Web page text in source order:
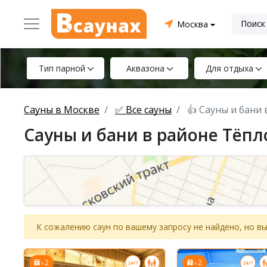
Москва
Тип парной Аквазона Для отдыха
Сауны в Москве ✅ Все сауны 👍 Сауны и бани
Сауны и бани в районе
К сожалению саун по вашему запросу не найдено, но
x2 x 2